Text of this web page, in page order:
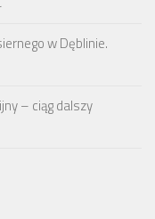
w Dęblinie.
– ciąg dalszy